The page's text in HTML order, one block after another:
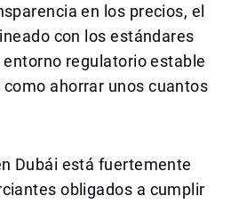
en los precios, el
con los estándares
regulatorio estable
ahorrar unos cuantos
Dubái está fuertemente
obligados a cumplir